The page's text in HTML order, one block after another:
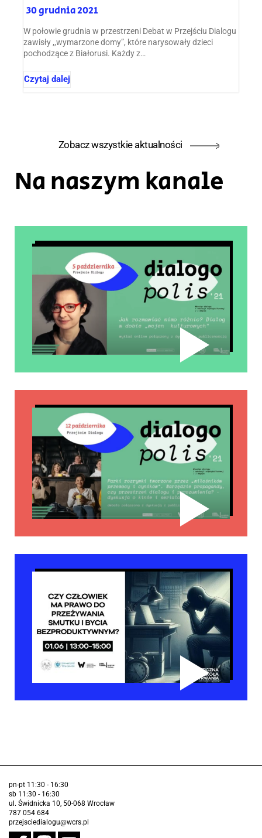
30 grudnia 2021
W połowie grudnia w przestrzeni Debat w Przejściu Dialogu
zawisły ,,wymarzone domy”, które narysowały dzieci
pochodzące z Białorusi. Każdy z…
Czytaj dalej
Zobacz wszystkie aktualności
Na naszym kanale
pn-pt 11:30 - 16:30
sb 11:30 - 16:30
ul. Świdnicka 10, 50-068 Wrocław
787 054 684
przejsciedialogu@wcrs.pl